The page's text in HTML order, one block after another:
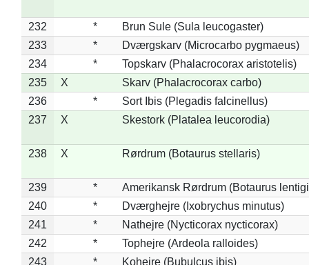
232 *
Brun Sule (Sula leucogaster)
233
*
Dværgskarv (Microcarbo pygmaeus)
234
*
Topskarv (Phalacrocorax aristotelis)
235
X
Skarv (Phalacrocorax carbo)
236
*
Sort Ibis (Plegadis falcinellus)
237
X Skestork (Platalea leucorodia)
238 X Rørdrum (Botaurus stellaris)
239 *
Amerikansk Rørdrum (Botaurus
240
*
Dværghejre (Ixobrychus minutus)
241
*
Nathejre (Nycticorax nycticorax)
242
*
Tophejre (Ardeola ralloides)
243
*
Kohejre (Bubulcus ibis)